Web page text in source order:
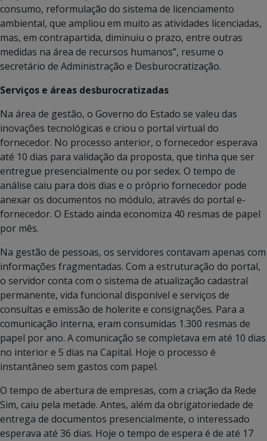
consumo, reformulação do sistema de licenciamento
ambiental, que ampliou em muito as atividades licenciadas,
mas, em contrapartida, diminuiu o prazo, entre outras
medidas na área de recursos humanos”, resume o
secretário de Administração e Desburocratização.
Serviços e áreas desburocratizadas
Na área de gestão, o Governo do Estado se valeu das
inovações tecnológicas e criou o portal virtual do
fornecedor. No processo anterior, o fornecedor esperava
até 10 dias para validação da proposta, que tinha que ser
entregue presencialmente ou por sedex. O tempo de
análise caiu para dois dias e o próprio fornecedor pode
anexar os documentos no módulo, através do portal e-
fornecedor. O Estado ainda economiza 40 resmas de papel
por mês.
Na gestão de pessoas, os servidores contavam apenas com
informações fragmentadas. Com a estruturação do portal,
o servidor conta com o sistema de atualização cadastral
permanente, vida funcional disponível e serviços de
consultas e emissão de holerite e consignações. Para a
comunicação interna, eram consumidas 1.300 resmas de
papel por ano. A comunicação se completava em até 10 dias
no interior e 5 dias na Capital. Hoje o processo é
instantâneo sem gastos com papel.
O tempo de abertura de empresas, com a criação da Rede
Sim, caiu pela metade. Antes, além da obrigatoriedade de
entrega de documentos presencialmente, o interessado
esperava até 36 dias. Hoje o tempo de espera é de até 17